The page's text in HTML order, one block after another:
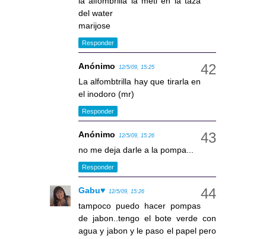
del water
marijose
Responder
Anónimo 12/5/09, 15:25
La alfombtrilla hay que tirarla en
el inodoro (mr)
Responder
Anónimo 12/5/09, 15:26
no me deja darle a la pompa...
Responder
Gabu♥ 12/5/09, 15:26
tampoco puedo hacer pompas
de jabon..tengo el bote verde con
agua y jabon y le paso el papel pero